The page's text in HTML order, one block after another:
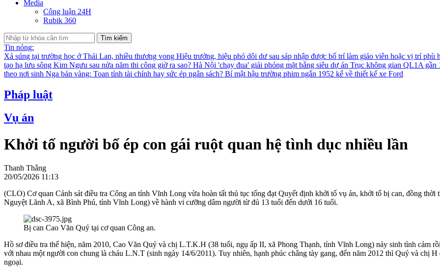
Media
Công luận 24H
Rubik 360
Tìm kiếm
Tin nóng:
Xả súng tại trường học ở Thái Lan, nhiều thương vong Hiệu trưởng, hiệu phó dôi dư sau sáp nhập được bố trí làm giáo viên hoặc vị trí phù
tạo hạ lưu sông Kim Ngưu sau nửa năm thi công giờ ra sao? Hà Nội 'chạy đua' giải phóng mặt bằng siêu dự án Trục không gian QL1A gần
theo nơi sinh Nga bán vàng: Toan tính tài chính hay sức ép ngân sách? Bí mật hậu trường phim ngắn 1952 kể về thiết kế xe Ford
Pháp luật
Vụ án
Khởi tố người bố ép con gái ruột quan hệ tình dục nhiều lần
Thanh Thắng
20/05/2026 11:13
(CLO) Cơ quan Cảnh sát điều tra Công an tỉnh Vĩnh Long vừa hoàn tất thủ tục tống đạt Quyết định khởi tố vụ án, khởi tố bị can, đồng
Nguyệt Lãnh A, xã Bình Phú, tỉnh Vĩnh Long) về hành vi cưỡng dâm người từ đủ 13 tuổi đến dưới 16 tuổi.
Bị can Cao Văn Quý tại cơ quan Công an.
Hồ sơ điều tra thể hiện, năm 2010, Cao Văn Quý và chị L.T.K.H (38 tuổi, ngụ ấp II, xã Phong Thạnh, tỉnh Vĩnh Long) nảy sinh tình cảm
với nhau một người con chung là cháu L.N.T (sinh ngày 14/6/2011). Tuy nhiên, hạnh phúc chẳng tày gang, đến năm 2012 thì Quý và chị
ngoại.